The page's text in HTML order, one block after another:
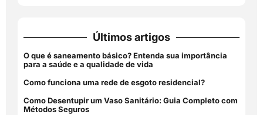
Últimos artigos
O que é saneamento básico? Entenda sua importância
para a saúde e a qualidade de vida
Como funciona uma rede de esgoto residencial?
Como Desentupir um Vaso Sanitário: Guia Completo com
Métodos Seguros